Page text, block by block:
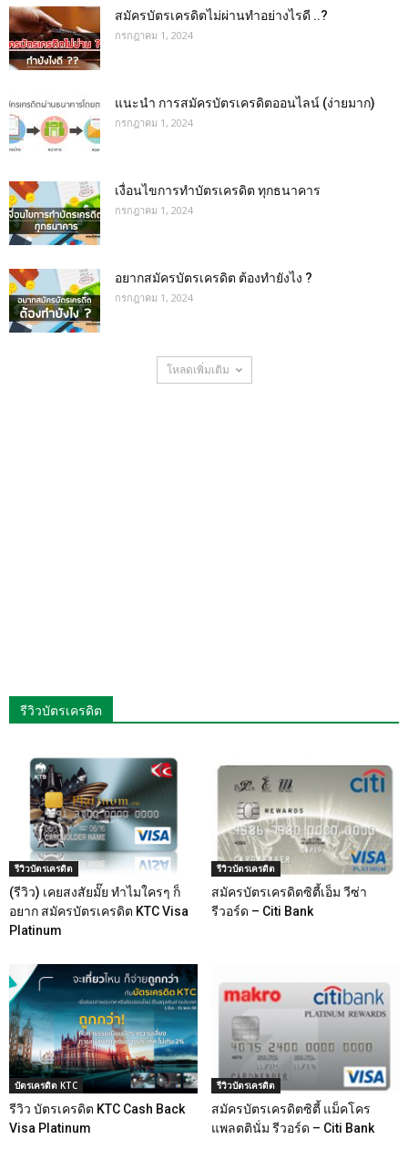
สมัครบัตรเครดิตไม่ผ่านทำอย่างไรดี ..?
กรกฎาคม 1, 2024
แนะนำ การสมัครบัตรเครดิตออนไลน์ (ง่ายมาก)
กรกฎาคม 1, 2024
เงื่อนไขการทําบัตรเครดิต ทุกธนาคาร
กรกฎาคม 1, 2024
อยากสมัครบัตรเครดิต ต้องทำยังไง ?
กรกฎาคม 1, 2024
โหลดเพิ่มเติม
รีวิวบัตรเครดิต
รีวิวบัตรเครดิต
(รีวิว) เคยสงสัยมั๊ย ทำไมใครๆ ก็
อยาก สมัครบัตรเครดิต KTC Visa
Platinum
รีวิวบัตรเครดิต
สมัครบัตรเครดิตซิตี้เอ็ม วีซ่า
รีวอร์ด – Citi Bank
บัตรเครดิต KTC
รีวิว บัตรเครดิต KTC Cash Back
Visa Platinum
รีวิวบัตรเครดิต
สมัครบัตรเครดิตซิตี้ แม็คโคร
แพลตตินั่ม รีวอร์ด – Citi Bank